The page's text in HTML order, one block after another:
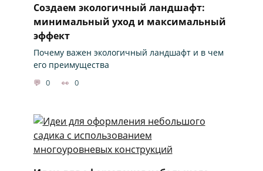
Создаем экологичный ландшафт:
минимальный уход и максимальный
эффект
Почему важен экологичный ландшафт и в чем
его преимущества
0 0